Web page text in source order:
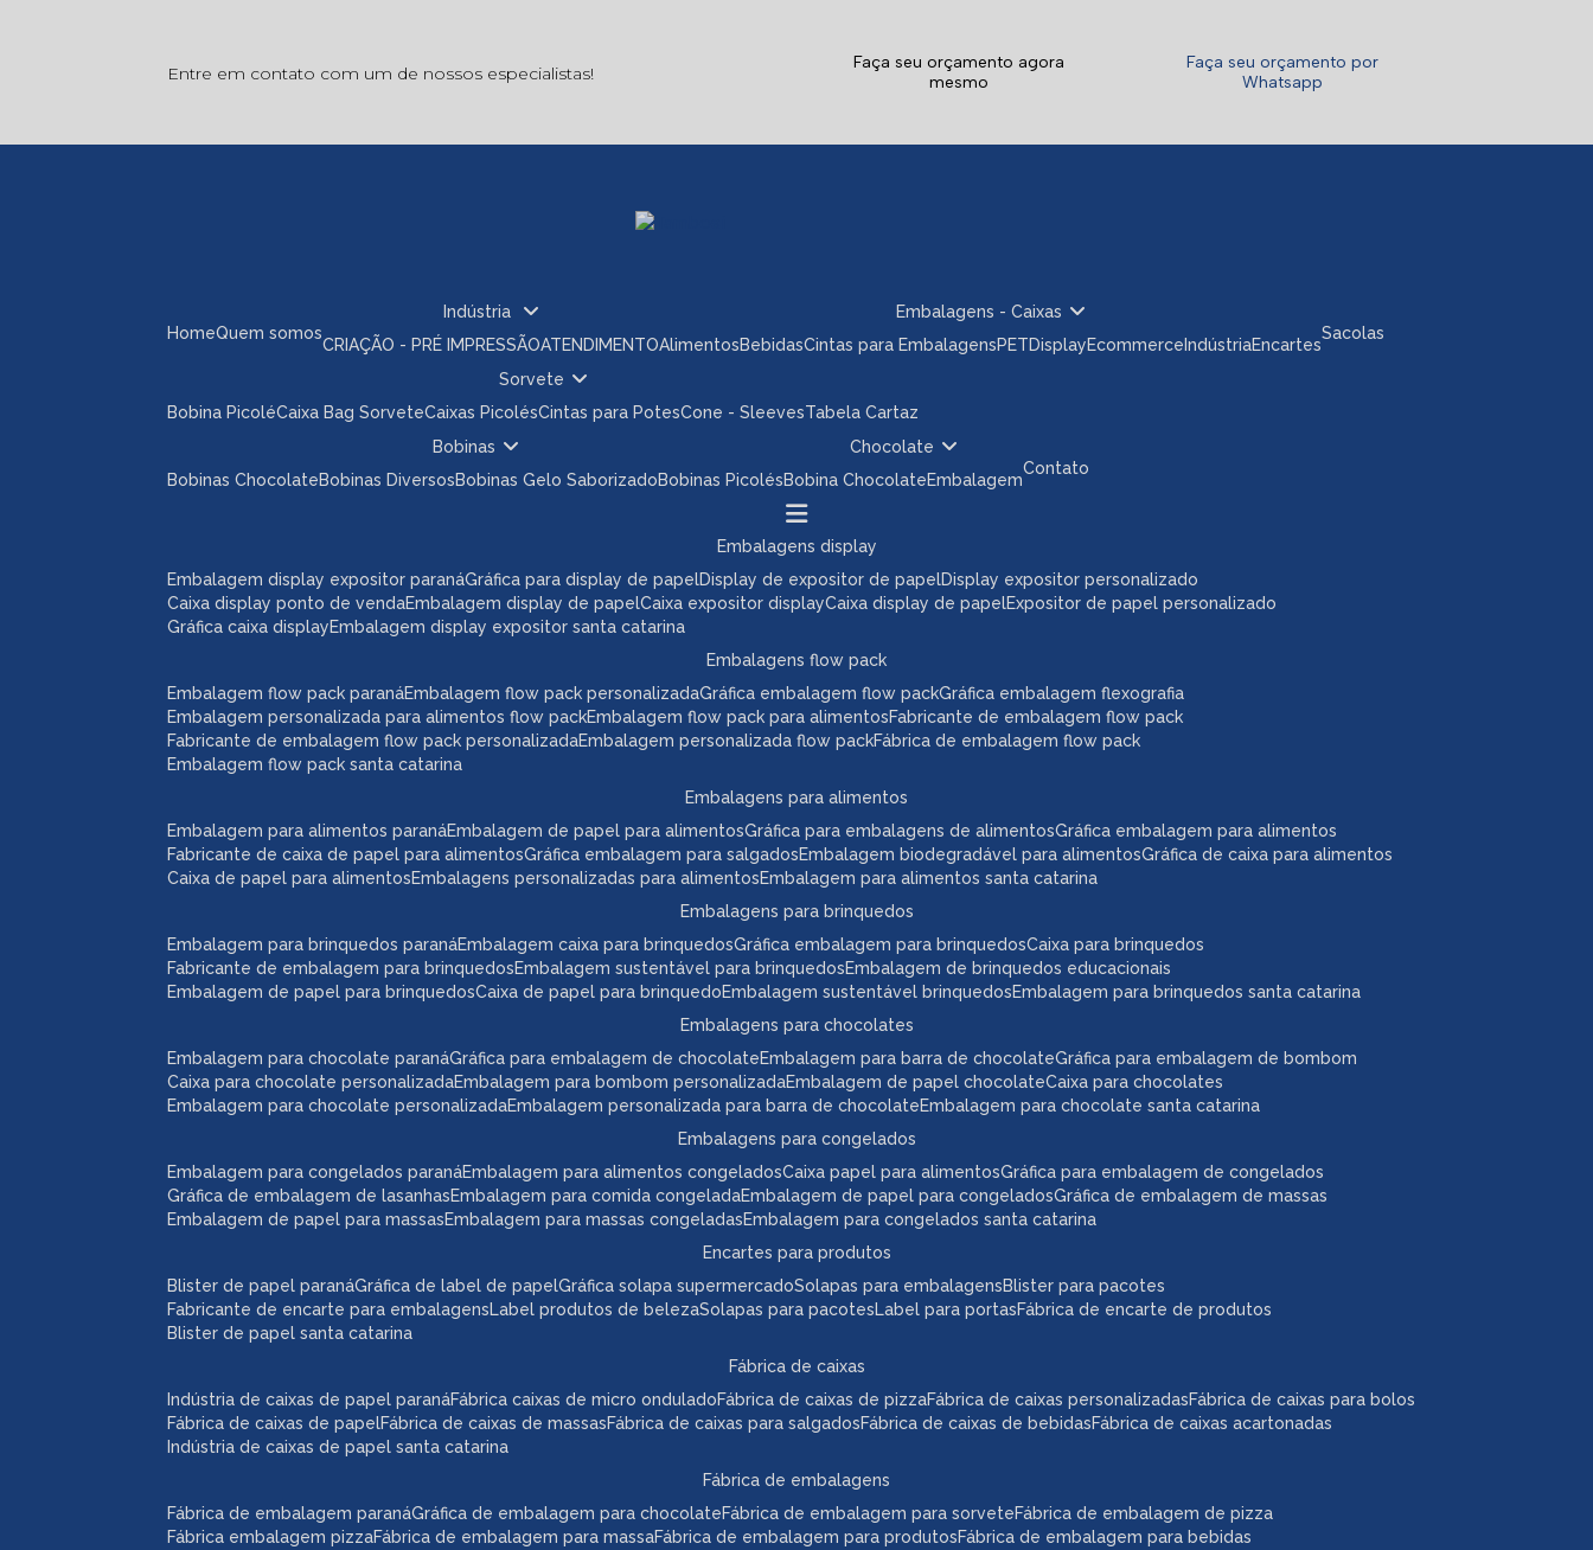
Entre em contato com um de nossos especialistas!
Faça seu orçamento agora
mesmo
Faça seu orçamento por
Whatsapp
Home Quem somos
Indústria
CRIAÇÃO - PRÉ IMPRESSÃO ATENDIMENTO
Sacolas
Sorvete
Bobina Picolé
Caixa Bag Sorvete Caixas Picolés Cintas para Potes Cone - Sleeves
Tabela Cartaz
Chocolate
Bobina Chocolate Embalagem
Bobinas
Bobinas Chocolate
Bobinas Diversos Bobinas Gelo Saborizado Bobinas Picolés
Embalagens - Caixas
Alimentos
Bebidas Cintas para Embalagens Display Ecommerce Encartes
Indústria
PET
Contato
embalagens display
gráfica para display de papel
display de expositor de papel
display expositor personalizado
embalagem display de papel
caixa expositor display expositor de papel personalizado
caixa display de papel
caixa display ponto de venda
gráfica caixa display embalagem display expositor santa catarina
embalagem display expositor paraná
embalagens flow pack
embalagem flow pack personalizada
gráfica embalagem flow pack
gráfica embalagem flexografia
embalagem flow pack para alimentos fabricante de embalagem flow pack
embalagem personalizada flow pack
fabricante de embalagem flow pack personalizada
embalagem personalizada para alimentos flow pack
fábrica de embalagem flow pack
embalagem flow pack santa catarina
embalagem flow pack paraná
embalagens para alimentos
embalagem de papel para alimentos
gráfica para embalagens de alimentos
gráfica embalagem para alimentos
gráfica embalagem para salgados embalagem biodegradável para alimentos
caixa de papel para alimentos
gráfica de caixa para alimentos
fabricante de caixa de papel para alimentos
embalagens personalizadas para alimentos embalagem para alimentos santa catarina
embalagem para alimentos paraná
embalagens para brinquedos
embalagem caixa para brinquedos
gráfica embalagem para brinquedos
caixa para brinquedos
embalagem sustentável para brinquedos embalagem de brinquedos educacionais
caixa de papel para brinquedo
embalagem de papel para brinquedos
fabricante de embalagem para brinquedos
embalagem sustentável brinquedos embalagem para brinquedos santa catarina
embalagem para brinquedos paraná
embalagens para chocolates
gráfica para embalagem de chocolate embalagem para barra de chocolate
gráfica para embalagem de bombom
embalagem para bombom personalizada embalagem de papel chocolate
embalagem para chocolate personalizada
caixa para chocolates
caixa para chocolate personalizada
embalagem personalizada para barra de chocolate embalagem para chocolate santa catarina
embalagem para chocolate paraná
embalagens para congelados
embalagem para alimentos congelados
caixa papel para alimentos
gráfica para embalagem de congelados
embalagem para comida congelada embalagem de papel para congelados
embalagem de papel para massas
gráfica de embalagem de massas
gráfica de embalagem de lasanhas
embalagem para massas congeladas embalagem para congelados santa catarina
embalagem para congelados paraná
encartes para produtos
gráfica de label de papel
gráfica solapa supermercado solapas para embalagens
fabricante de encarte para embalagens label produtos de beleza label para portas
solapas para pacotes
blister para pacotes
fábrica de encarte de produtos
blister de papel santa catarina
blister de papel paraná
fábrica de caixas
fábrica caixas de micro ondulado fábrica de caixas de pizza fábrica de caixas personalizadas
fábrica de caixas de papel fábrica de caixas de massas fábrica de caixas de bebidas
fábrica de caixas para salgados
fábrica de caixas para bolos
fábrica de caixas acartonadas
indústria de caixas de papel santa catarina
indústria de caixas de papel paraná
fábrica de embalagens
gráfica de embalagem para chocolate fábrica de embalagem para sorvete fábrica de embalagem de pizza
fábrica de embalagem para massa fábrica de embalagem para produtos fábrica de embalagem para bebidas
fábrica embalagem pizza
fábrica de embalagem paraná